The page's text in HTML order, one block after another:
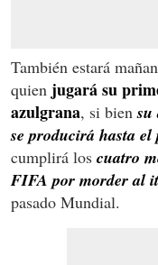
También estará
quien jugará su
azulgrana, si biensu
se producirá hasta
cumplirá los cuatro
FIFA por morder al
pasado Mundial.